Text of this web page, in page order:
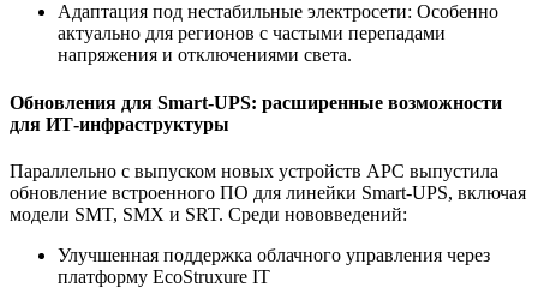
Адаптация под нестабильные электросети: Особенно
актуально для регионов с частыми перепадами
напряжения и отключениями света.
Обновления для Smart-UPS: расширенные возможности
для ИТ-инфраструктуры
Параллельно с выпуском новых устройств APC выпустила
обновление встроенного ПО для линейки Smart-UPS, включая
модели SMT, SMX и SRT. Среди нововведений:
Улучшенная поддержка облачного управления через
платформу EcoStruxure IT